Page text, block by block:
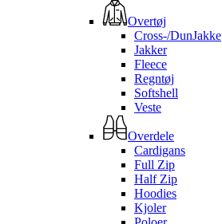
Overtøj
Cross-/DunJakke
Jakker
Fleece
Regntøj
Softshell
Veste
Overdele
Cardigans
Full Zip
Half Zip
Hoodies
Kjoler